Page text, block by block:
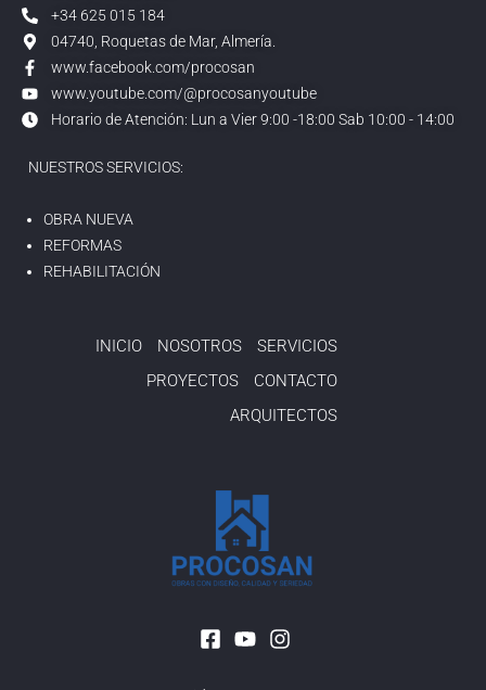
+34 625 015 184
04740, Roquetas de Mar, Almería.
www.facebook.com/procosan
www.youtube.com/@procosanyoutube
Horario de Atención: Lun a Vier 9:00 -18:00 Sab 10:00 - 14:00
NUESTROS SERVICIOS:
OBRA NUEVA
REFORMAS
REHABILITACIÓN
INICIO NOSOTROS
SERVICIOS
PROYECTOS
CONTACTO
ARQUITECTOS